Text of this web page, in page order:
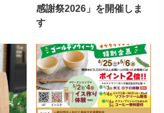
感謝祭2026」を開催しま
す